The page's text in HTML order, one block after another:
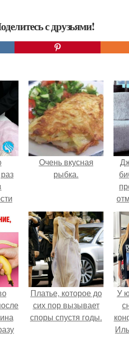
с друзьями!
-
Очень вкусная
рыбка.
Платье, которое до
сих пор вызывает
споры спустя годы.
У